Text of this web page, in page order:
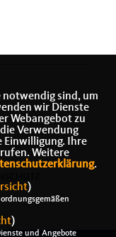
notwendig sind, um
wir Dienste
Webangebot zu
Verwendung
Einwilligung. Ihre
Weitere
.
)
)
und Angebote